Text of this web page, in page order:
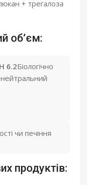
+ трегалоза
об’єм:
6.2Біологічно
нейтральний
чи печіння
продуктів: